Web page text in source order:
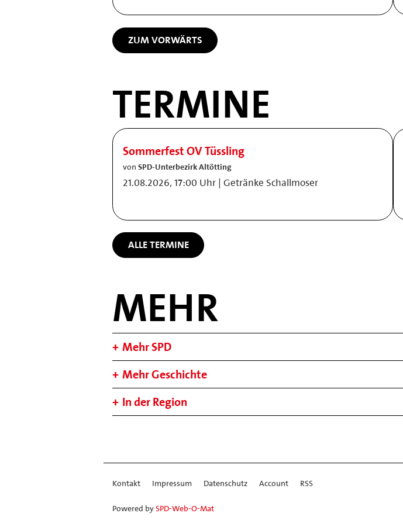
ZUM VORWÄRTS
TERMINE
Sommerfest OV Tüssling
von SPD-Unterbezirk Altötting
21.08.2026, 17:00 Uhr | Getränke Schallmoser
ALLE TERMINE
MEHR
Mehr SPD
Mehr Geschichte
In der Region
Kontakt Impressum Datenschutz Account RSS
Powered bySPD-Web-O-Mat